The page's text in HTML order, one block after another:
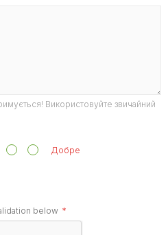
Використовуйте звичайний
Добре
below